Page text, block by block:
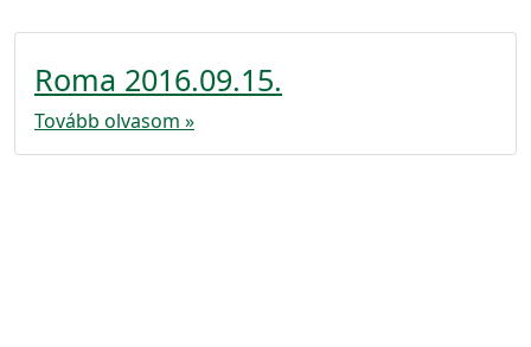
Roma 2016.09.15.
Tovább olvasom »